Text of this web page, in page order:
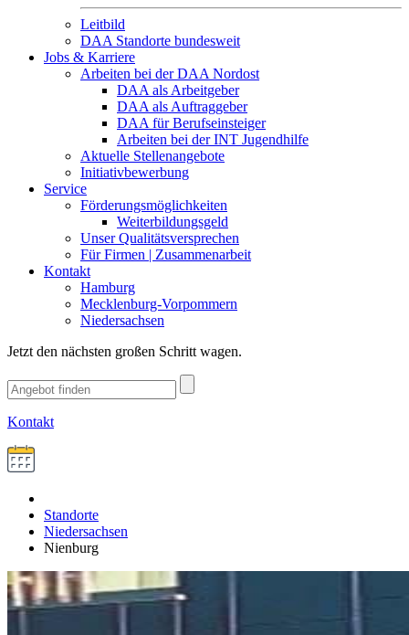
Leitbild
DAA Standorte bundesweit
Jobs & Karriere
Arbeiten bei der DAA Nordost
DAA als Arbeitgeber
DAA als Auftraggeber
DAA für Berufseinsteiger
Arbeiten bei der INT Jugendhilfe
Aktuelle Stellenangebote
Initiativbewerbung
Service
Förderungsmöglichkeiten
Weiterbildungsgeld
Unser Qualitätsversprechen
Für Firmen | Zusammenarbeit
Kontakt
Hamburg
Mecklenburg-Vorpommern
Niedersachsen
Jetzt den nächsten großen Schritt wagen.
Kontakt
Standorte
Niedersachsen
Nienburg